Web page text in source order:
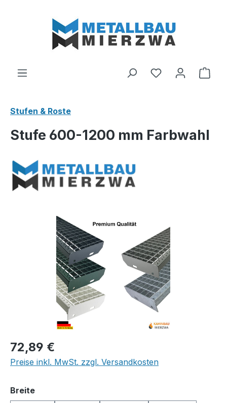
Du hast 0
Stufen & Roste
Stufe 600-1200 mm Farbwahl
Bildergalerie überspringen
Regulärer Preis:
72,89 €
Preise inkl. MwSt. zzgl. Versandkosten
Breiteauswählen